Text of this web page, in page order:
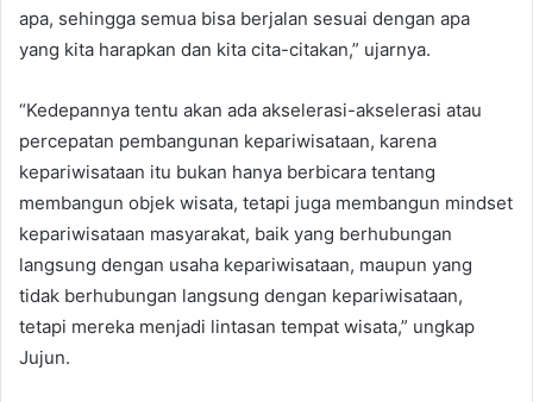
apa, sehingga semua bisa berjalan sesuai dengan apa
yang kita harapkan dan kita cita-citakan,” ujarnya.
“Kedepannya tentu akan ada akselerasi-akselerasi atau
percepatan pembangunan kepariwisataan, karena
kepariwisataan itu bukan hanya berbicara tentang
membangun objek wisata, tetapi juga membangun mindset
kepariwisataan masyarakat, baik yang berhubungan
langsung dengan usaha kepariwisataan, maupun yang
tidak berhubungan langsung dengan kepariwisataan,
tetapi mereka menjadi lintasan tempat wisata,” ungkap
Jujun.